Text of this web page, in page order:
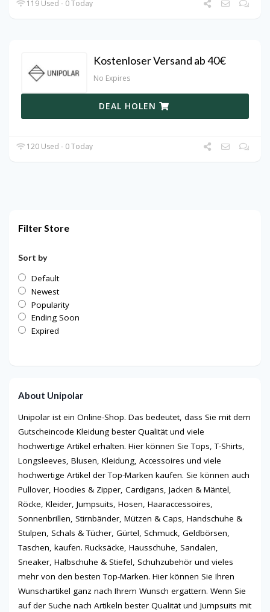
119 Used - 0 Today
Kostenloser Versand ab 40€
No Expires
DEAL HOLEN
120 Used - 0 Today
Filter Store
Sort by
Default
Newest
Popularity
Ending Soon
Expired
About Unipolar
Unipolar ist ein Online-Shop. Das bedeutet, dass Sie mit dem
Gutscheincode Kleidung bester Qualität und viele
hochwertige Artikel erhalten. Hier können Sie Tops, T-Shirts,
Longsleeves, Blusen, Kleidung, Accessoires und viele
hochwertige Artikel der Top-Marken kaufen. Sie können auch
Pullover, Hoodies & Zipper, Cardigans, Jacken & Mäntel,
Röcke, Kleider, Jumpsuits, Hosen, Haaraccessoires,
Sonnenbrillen, Stirnbänder, Mützen & Caps, Handschuhe &
Stulpen, Schals & Tücher, Gürtel, Schmuck, Geldbörsen,
Taschen, kaufen. Rucksäcke, Hausschuhe, Sandalen,
Sneaker, Halbschuhe & Stiefel, Schuhzubehör und vieles
mehr von den besten Top-Marken. Hier können Sie Ihren
Wunschartikel ganz nach Ihrem Wunsch ergattern. Wenn Sie
auf der Suche nach Artikeln bester Qualität und Jumpsuits mit